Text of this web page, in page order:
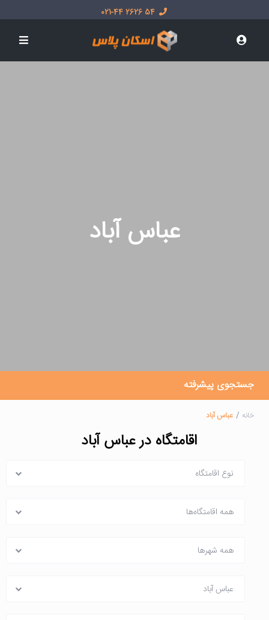
54 2626 021-44
عباس آباد
جستجوی پیشرفته
خانه عباس آباد
اقامتگاه در عباس آباد
نوع اقامتگاه
همه اقامتگاه‌ها
همه شهرها
عباس آباد